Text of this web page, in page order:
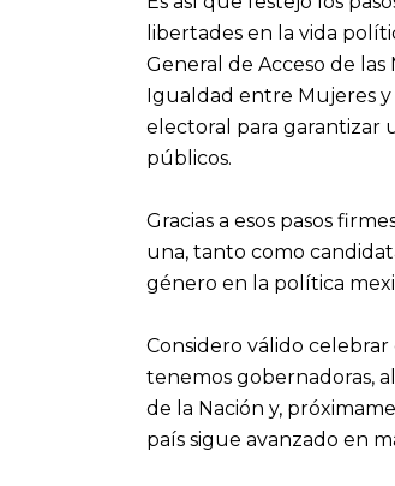
libertades en la vida
General de Acceso de
Igualdad entre Mujeres
electoral para garantizar
públicos.
Gracias a esos pasos
una, tanto como
género en la política
Considero válido
tenemos gobernadoras,
de la Nación y,
país sigue avanzado en